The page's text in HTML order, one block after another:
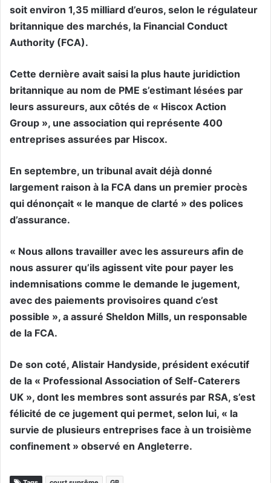
soit environ 1,35 milliard d’euros, selon le régulateur
britannique des marchés, la Financial Conduct
Authority (FCA).
Cette dernière avait saisi la plus haute juridiction
britannique au nom de PME s’estimant lésées par
leurs assureurs, aux côtés de « Hiscox Action
Group », une association qui représente 400
entreprises assurées par Hiscox.
En septembre, un tribunal avait déjà donné
largement raison à la FCA dans un premier procès
qui dénonçait « le manque de clarté » des polices
d’assurance.
« Nous allons travailler avec les assureurs afin de
nous assurer qu’ils agissent vite pour payer les
indemnisations comme le demande le jugement,
avec des paiements provisoires quand c’est
possible », a assuré Sheldon Mills, un responsable
de la FCA.
De son coté, Alistair Handyside, président exécutif
de la « Professional Association of Self-Caterers
UK », dont les membres sont assurés par RSA, s’est
félicité de ce jugement qui permet, selon lui, « la
survie de plusieurs entreprises face à un troisième
confinement » observé en Angleterre.